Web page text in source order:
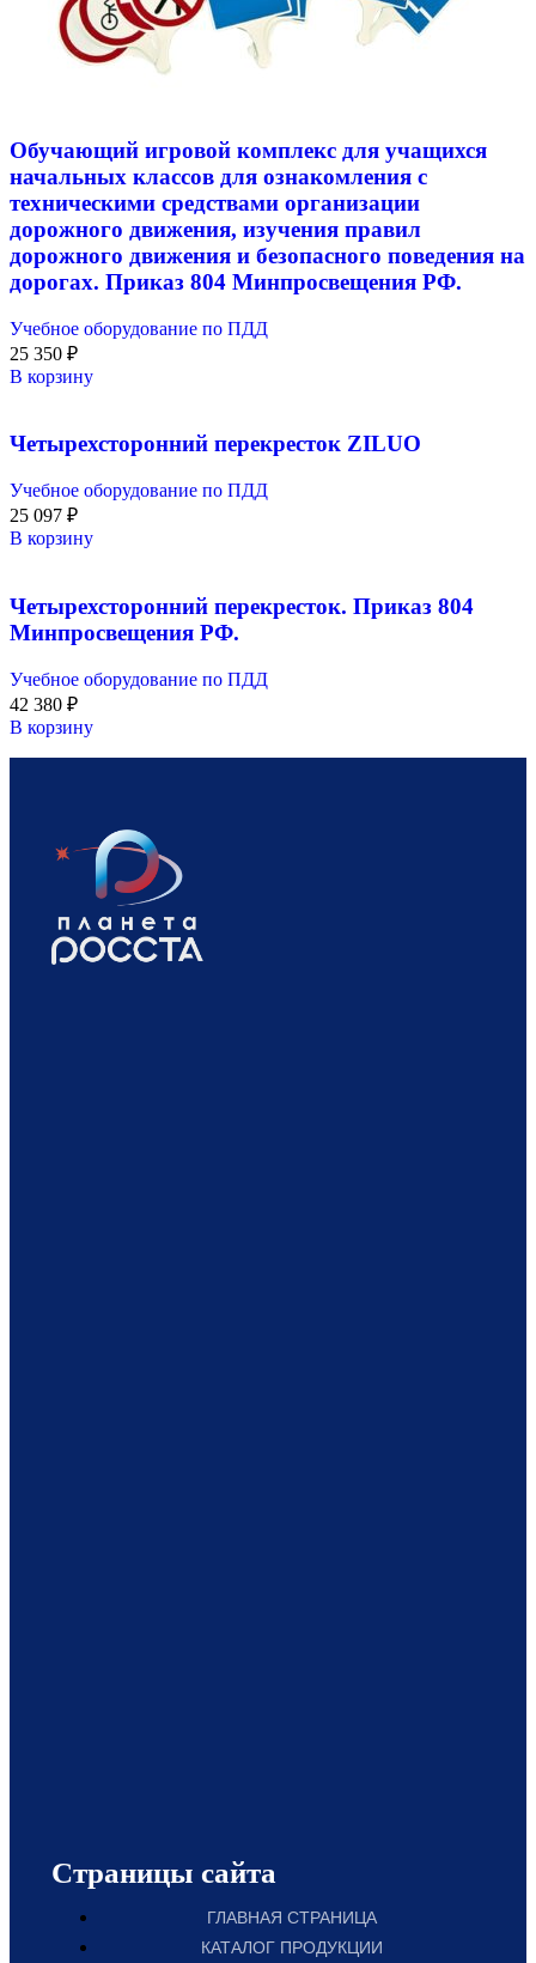
Обучающий игровой комплекс для учащихся
начальных классов для ознакомления с
техническими средствами организации
дорожного движения, изучения правил
дорожного движения и безопасного поведения на
дорогах. Приказ 804 Минпросвещения РФ.
Учебное оборудование по ПДД
25 350 ₽
В корзину
Четырехсторонний перекресток ZILUO
Учебное оборудование по ПДД
25 097 ₽
В корзину
Четырехсторонний перекресток. Приказ 804
Минпросвещения РФ.
Учебное оборудование по ПДД
42 380 ₽
В корзину
Страницы сайта
ГЛАВНАЯ СТРАНИЦА
КАТАЛОГ ПРОДУКЦИИ